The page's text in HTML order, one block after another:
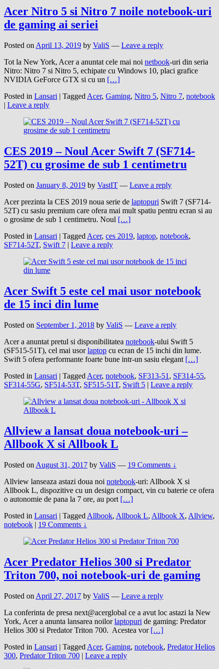
Acer Nitro 5 si Nitro 7 noile notebook-uri
de gaming ai seriei
Posted on April 13, 2019 by ValiS — Leave a reply
Tot la New York, Acer a anuntat cele mai noi netbook-uri din seria
Nitro: Nitro 7 si Nitro 5, echipate cu Windows 10, placi grafice
NVIDIA GeForce GTX si cu un […]
Posted in Lansari | Tagged Acer, Gaming, Nitro 5, Nitro 7, notebook
| Leave a reply
CES 2019 – Noul Acer Swift 7 (SF714-
52T) cu grosime de sub 1 centimetru
Posted on January 8, 2019 by VastIT — Leave a reply
Acer prezinta la CES 2019 noua serie de laptopuri Swift 7 (SF714-
52T) cu sasiu premium care ofera mai mult spatiu pentru ecran si au
o grosime de sub 1 centimetru. Noul […]
Posted in Lansari | Tagged Acer, ces 2019, laptop, notebook,
SF714-52T, Swift 7 | Leave a reply
Acer Swift 5 este cel mai usor notebook
de 15 inci din lume
Posted on September 1, 2018 by ValiS — Leave a reply
Acer a anuntat pretul si disponibilitatea notebook-ului Swift 5
(SF515-51T), cel mai usorlaptop cu ecran de 15 inchi din lume.
Swift 5 ofera performante foarte bune intr-un sasiu elegant […]
Posted in Lansari | Tagged Acer, notebook, SF313-51 , SF314-55,
SF314-55G, SF514-53T, SF515-51T, Swift 5 | Leave a reply
Allview a lansat doua notebook-uri –
Allbook X si Allbook L
Posted on August 31, 2017 by ValiS — 19 Comments ↓
Allview lanseaza astazi doua noi notebook-uri: Allbook X si
Allbook L, dispozitive cu un design compact, vin cu baterie ce ofera
o autonomie de pana la 7 ore, au port […]
Posted in Lansari | Tagged Allbook, Allbook L, Allbook X, Allview,
notebook | 19 Comments ↓
Acer Predator Helios 300 si Predator
Triton 700, noi notebook-uri de gaming
Posted on April 27, 2017 by ValiS — Leave a reply
La conferinta de presa next@acerglobal ce a avut loc astazi la New
York, Acer a anunta lansarea noilorlaptopuri de gaming: Predator
Helios 300 si Predator Triton 700. Acestea vor […]
Posted in Lansari | Tagged Acer, Gaming, notebook, Predator Helios
300, Predator Triton 700 | Leave a reply